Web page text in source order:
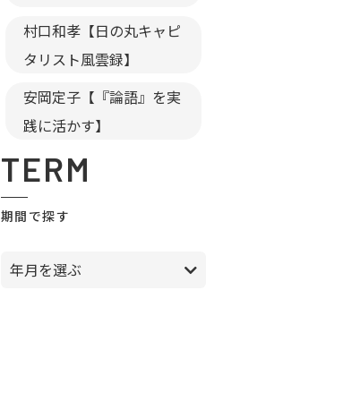
村口和孝【日の丸キャピ
タリスト風雲録】
安岡定子【『論語』を実
践に活かす】
TERM
期間で探す
年月を選ぶ